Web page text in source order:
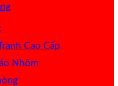
Cao Cấp
Nhôm